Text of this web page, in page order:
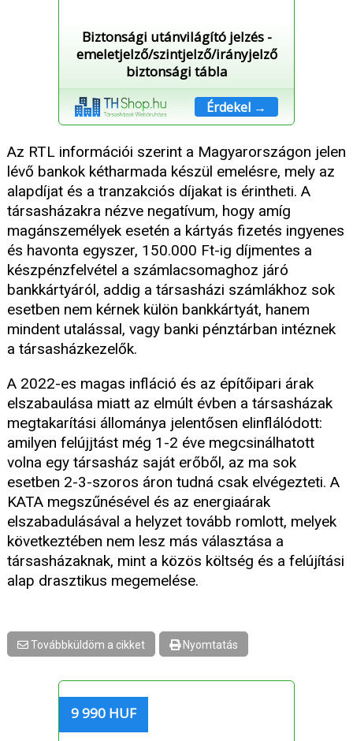
Biztonsági utánvilágító jelzés -
emeletjelző/szintjelző/irányjelző
biztonsági tábla
Érdekel →
Az RTL információi szerint a Magyarországon jelen
lévő bankok kétharmada készül emelésre, mely az
alapdíjat és a tranzakciós díjakat is érintheti. A
társasházakra nézve negatívum, hogy amíg
magánszemélyek esetén a kártyás fizetés ingyenes
és havonta egyszer, 150.000 Ft-ig díjmentes a
készpénzfelvétel a számlacsomaghoz járó
bankkártyáról, addig a társasházi számlákhoz sok
esetben nem kérnek külön bankkártyát, hanem
mindent utalással, vagy banki pénztárban intéznek
a társasházkezelők.
A 2022-es magas infláció és az építőipari árak
elszabaulása miatt az elmúlt évben a társasházak
megtakarítási állománya jelentősen elinflálódott:
amilyen felújjtást még 1-2 éve megcsinálhatott
volna egy társasház saját erőből, az ma sok
esetben 2-3-szoros áron tudná csak elvégezteti. A
KATA megszűnésével és az energiaárak
elszabadulásával a helyzet tovább romlott, melyek
következtében nem lesz más választása a
társasházaknak, mint a közös költség és a felújítási
alap drasztikus megemelése.
Továbbküldöm a cikket Nyomtatás
9 990 HUF